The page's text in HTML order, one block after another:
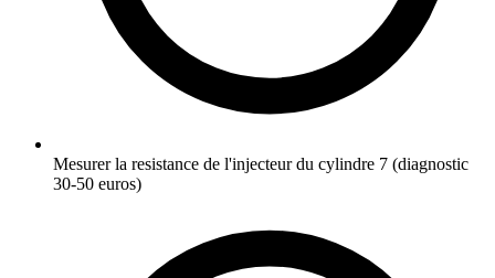
Mesurer la resistance de l'injecteur du cylindre 7 (diagnostic
30-50 euros)